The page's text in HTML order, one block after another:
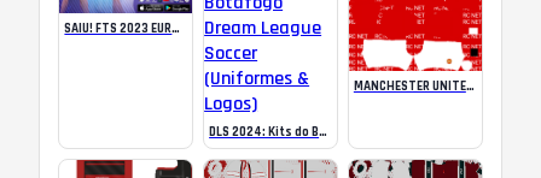
SAIU! FTS 2023 EUROPEUS ATUALIZADO COM NOVAS LIGAS
DLS 2024: Kits do Botafogo Dream League Soccer (Uniformes & Logos)
MANCHESTER UNITED 07/08 KITS | DLS 24